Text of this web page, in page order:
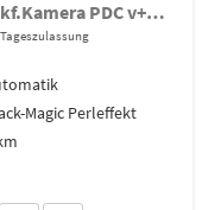
1.0 TSI 115PS DSG Selection Rückf.Kamera PDC v+h Sitzheizung Klimaautomatik Skoda-Radio Apple CarPlay + Android Auto Tempomat Garantieverlängerung 16"LM
Magic Perleffekt